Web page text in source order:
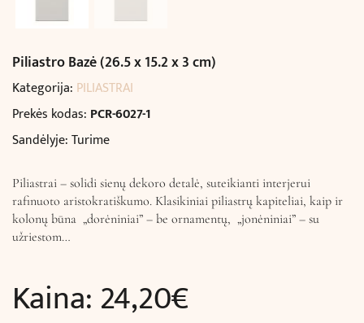
Piliastro Bazė (26.5 x 15.2 x 3 cm)
Kategorija: PILIASTRAI
Prekės kodas: PCR-6027-1
Sandėlyje: Turime
Piliastrai – solidi sienų dekoro detalė, suteikianti interjerui
rafinuoto aristokratiškumo. Klasikiniai piliastrų kapiteliai, kaip ir
kolonų būna „dorėniniai” – be ornamentų, „jonėniniai” – su
užriestom…
Kaina:24,20€